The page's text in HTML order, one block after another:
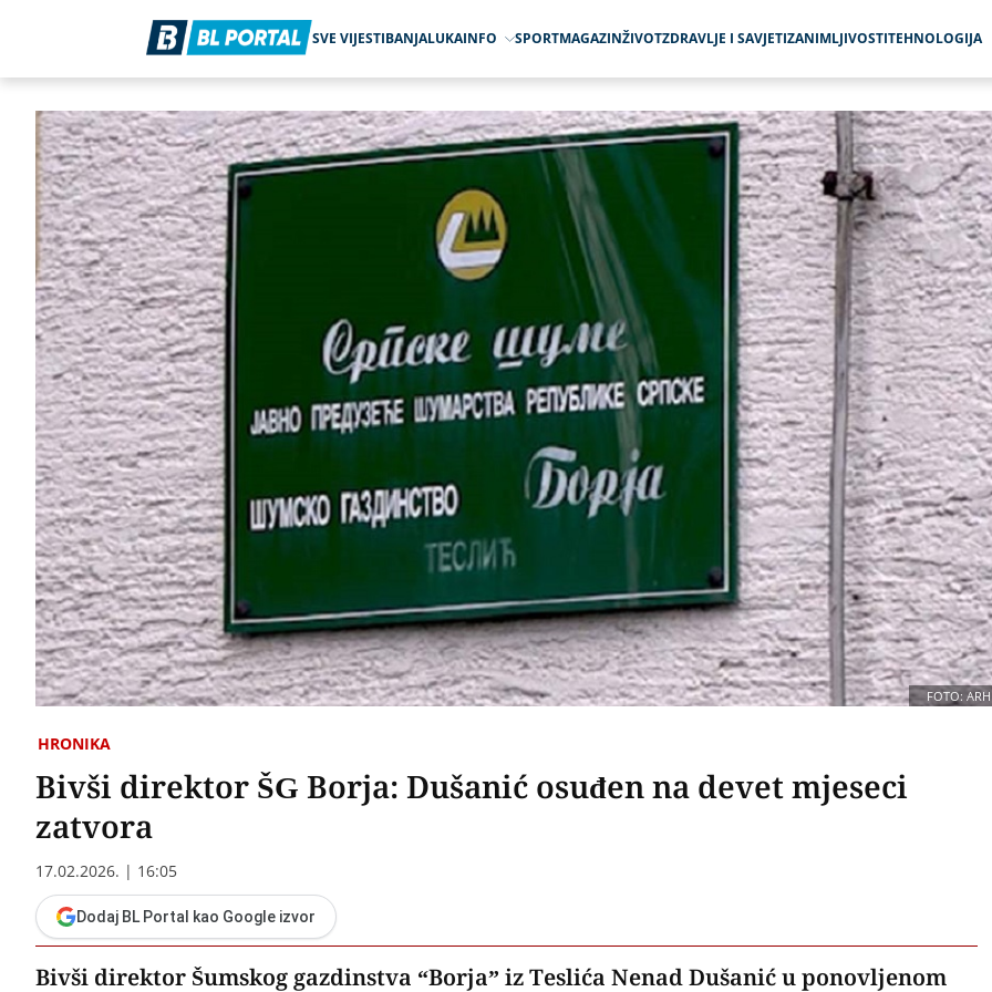
SVE VIJESTIBANJALUKAINFO SPORTMAGAZINŽIVOTZDRAVLJE I SAVJETIZANIMLJIVOSTITEHNOLOGIJA
FOTO:
HRONIKA
Bivši direktor ŠG Borja: Dušanić osuđen na devet mjeseci
zatvora
17.02.2026. | 16:05
Dodaj BL Portal kao Google izvor
Bivši direktor Šumskog gazdinstva “Borja” iz Teslića Nenad Dušanić u ponovljenom